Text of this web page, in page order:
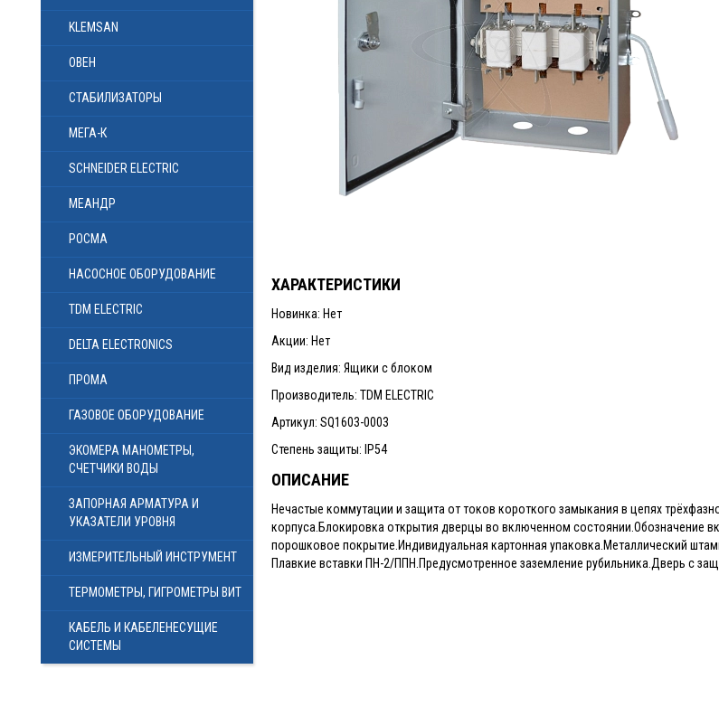
KLEMSAN
ОВЕН
СТАБИЛИЗАТОРЫ
МЕГА-К
SCHNEIDER ELECTRIC
МЕАНДР
РОСМА
НАСОСНОЕ ОБОРУДОВАНИЕ
TDM ELECTRIC
DELTA ELECTRONICS
ПРОМА
ГАЗОВОЕ ОБОРУДОВАНИЕ
ЭКОМЕРА МАНОМЕТРЫ,
СЧЕТЧИКИ ВОДЫ
ЗАПОРНАЯ АРМАТУРА И
УКАЗАТЕЛИ УРОВНЯ
ИЗМЕРИТЕЛЬНЫЙ ИНСТРУМЕНТ
ТЕРМОМЕТРЫ, ГИГРОМЕТРЫ ВИТ
КАБЕЛЬ И КАБЕЛЕНЕСУЩИЕ
СИСТЕМЫ
ХАРАКТЕРИСТИКИ
Новинка: Нет
Акции: Нет
Вид изделия: Ящики с блоком
Производитель: TDM ELECTRIC
Артикул: SQ1603-0003
Степень защиты: IP54
ОПИСАНИЕ
Нечастые коммутации и защита от токов короткого замыкания в цепях
корпуса.Блокировка открытия дверцы во включенном состоянии.Обозначение
порошковое покрытие.Индивидуальная картонная упаковка.Металлический
Плавкие вставки ПН-2/ППН.Предусмотренное заземление рубильника.Дверь с